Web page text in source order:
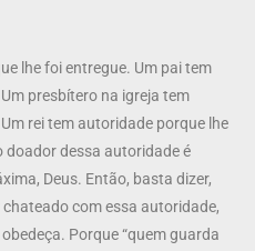
lhe foi entregue. Um pai tem
presbítero na igreja tem
rei tem autoridade porque lhe
doador dessa autoridade é
Deus. Então, basta dizer,
chateado com essa autoridade,
Porque “quem guarda